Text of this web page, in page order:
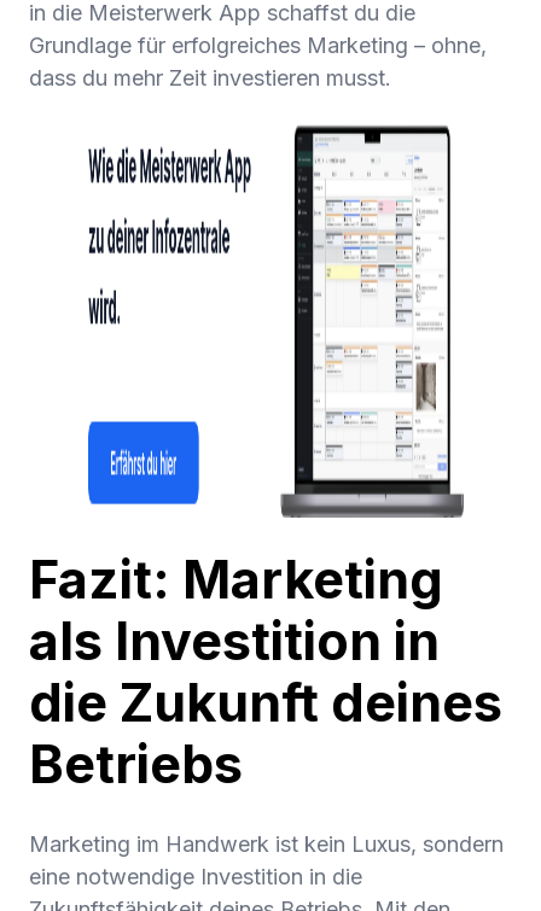
in die Meisterwerk App schaffst du die
Grundlage für erfolgreiches Marketing – ohne,
dass du mehr Zeit investieren musst.
Fazit: Marketing
als Investition in
die Zukunft deines
Betriebs
Marketing im Handwerk ist kein Luxus, sondern
eine notwendige Investition in die